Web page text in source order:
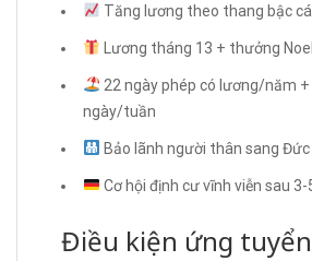
Tăng lương theo thang bậc
Lương tháng 13 + thưởng
22 ngày phép có lương/năm +
ngày/tuần
Bảo lãnh người thân sang
Cơ hội định cư vĩnh viễn sau
Điều kiện ứng